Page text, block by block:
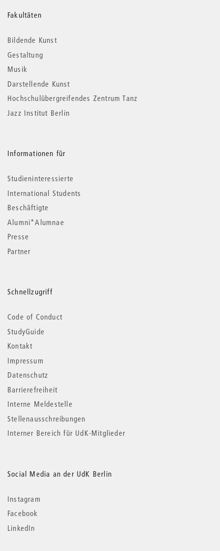
Weitere
Informationen
Fakultäten
Bildende Kunst
Gestaltung
Musik
Darstellende Kunst
Hochschulübergreifendes Zentrum Tanz
Jazz Institut Berlin
Informationen für
Studieninteressierte
International Students
Beschäftigte
Alumni*Alumnae
Presse
Partner
Schnellzugriff
Code of Conduct
StudyGuide
Kontakt
Impressum
Datenschutz
Barrierefreiheit
Interne Meldestelle
Stellenausschreibungen
Interner Bereich für UdK-Mitglieder
Social Media an der UdK Berlin
Instagram
Facebook
LinkedIn